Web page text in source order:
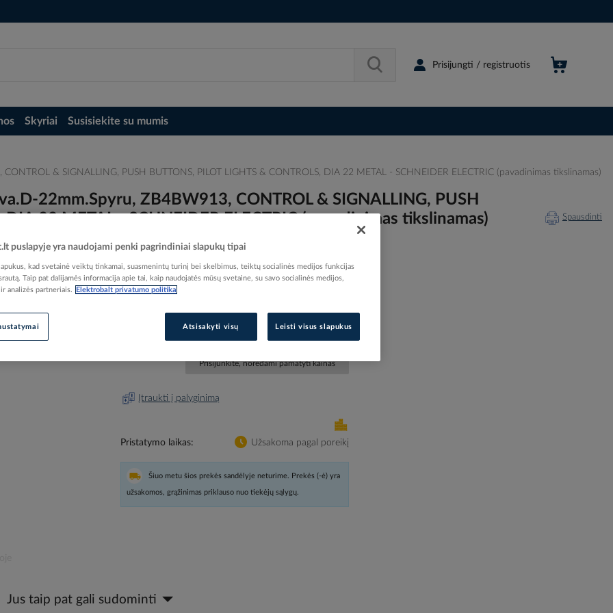
Prisijungti / registruotis
Skyriai Susisiekite su mumis
& SIGNALLING, PUSH BUTTONS, PILOT LIGHTS & CONTROLS, DIA 22 METAL - SCHNEIDER ELECTRIC (pavadinimas tikslinamas)
22mm.Spyru, ZB4BW913, CONTROL & SIGNALLING, PUSH
DIA 22 METAL - SCHNEIDER ELECTRIC (pavadinimas tikslinamas)
Spausdinti
Gamintojo prekės kodas
ZB4BW913
Prisijunkite, norėdami pamatyti kainas
Įtraukti į palyginimą
Pristatymo laikas Užsakoma pagal poreikį
Šiuo metu šios prekės sandėlyje neturime. Prekės (-ė) yra
užsakomos, grąžinimas priklauso nuo tiekėjų sąlygų.
Jus taip pat gali sudominti
puslapyje yra naudojami penki pagrindiniai slapukų tipai
kad svetainė veiktų tinkamai, suasmenintų turinį bei skelbimus, teiktų socialinės medijos funkcijas
Taip pat dalijamės informacija apie tai, kaip naudojatės mūsų svetaine, su savo socialinės medijos,
analizės partneriais.
Elektrobalt privatumo politika
Atsisakyti visų Leisti visus slapukus